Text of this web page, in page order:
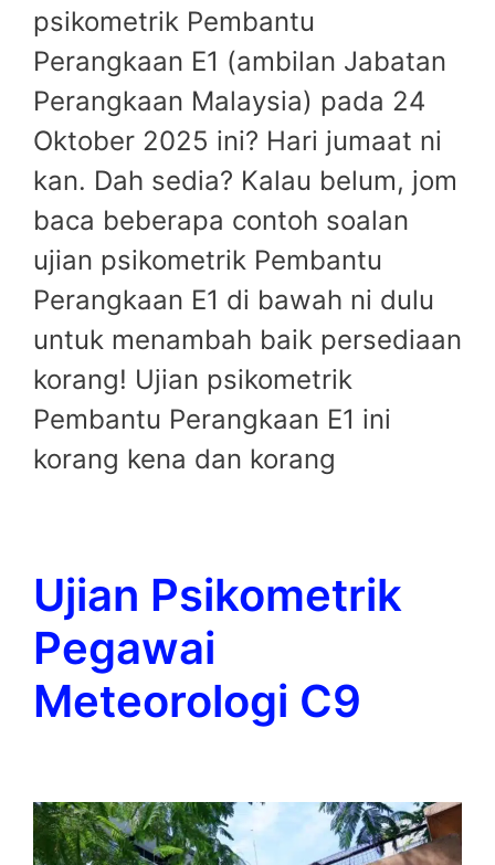
psikometrik Pembantu
Perangkaan E1 (ambilan Jabatan
Perangkaan Malaysia) pada 24
Oktober 2025 ini? Hari jumaat ni
kan. Dah sedia? Kalau belum, jom
baca beberapa contoh soalan
ujian psikometrik Pembantu
Perangkaan E1 di bawah ni dulu
untuk menambah baik persediaan
korang! Ujian psikometrik
Pembantu Perangkaan E1 ini
korang kena dan korang
Ujian Psikometrik
Pegawai
Meteorologi C9